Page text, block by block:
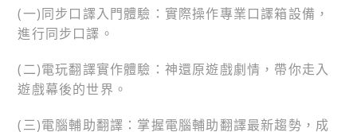
(一)同步口譯入門體驗：實際操作專業口譯箱設備，
進行同步口譯。
(二)電玩翻譯實作體驗：神還原遊戲劇情，帶你走入
遊戲幕後的世界。
(三)電腦輔助翻譯：掌握電腦輔助翻譯最新趨勢，成